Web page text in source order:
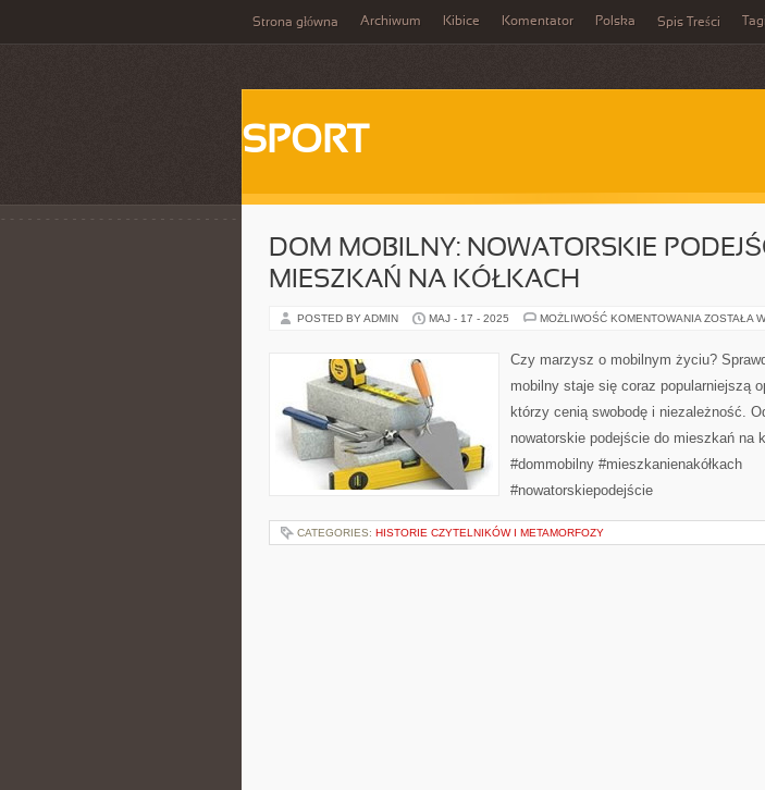
Strona główna Archiwum Kibice Komentator Polska Spis Treści Tagi
SPORT
DOM MOBILNY: NOWATORSKIE
MIESZKAŃ NA KÓŁKACH
POSTED BY ADMIN MAJ - 17 - 2025 MOŻLIWOŚĆ KOMENTOWANIA DOM
PODEJŚCIE
DO
NA
ZOSTAŁA
Czy marzysz o mobilnym życiu?
mobilny staje się coraz popularniejszą
którzy cenią swobodę i niezależność.
nowatorskie podejście do mieszkań na
#dommobilny #mieszkanienakółkach
#nowatorskiepodejście
CATEGORIES: HISTORIE CZYTELNIKÓW I METAMORFOZY